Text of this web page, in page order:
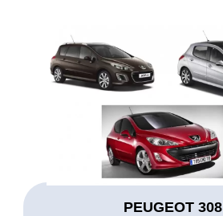
PEUGEOT 308